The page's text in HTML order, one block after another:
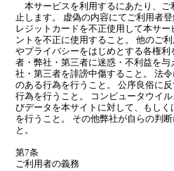
本サービスを利用するにあたり、ご
止します。 虚偽の内容にてご利用者
レジットカードを不正使用して本サ
ントを不正に使用すること。 他のご
やプライバシーをはじめとする各権利
者・弊社・第三者に迷惑・不利益を
社・第三者を誹謗中傷すること。 法
のある行為を行うこと。 公序良俗に
行為を行うこと。 コンピュータウイ
びデータを本サイトに対して、もし
を行うこと。 その他弊社が自らの判
と。
第7条
ご利用者の義務